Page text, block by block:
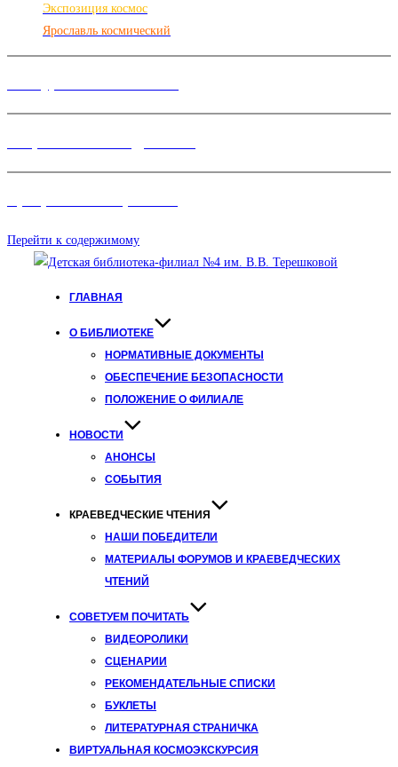
Экспозиция космос
Ярославль космический
Перейти к содержимому
ГЛАВНАЯ
О БИБЛИОТЕКЕ
НОРМАТИВНЫЕ ДОКУМЕНТЫ
ОБЕСПЕЧЕНИЕ БЕЗОПАСНОСТИ
ПОЛОЖЕНИЕ О ФИЛИАЛЕ
НОВОСТИ
АНОНСЫ
СОБЫТИЯ
КРАЕВЕДЧЕСКИЕ ЧТЕНИЯ
НАШИ ПОБЕДИТЕЛИ
МАТЕРИАЛЫ ФОРУМОВ И КРАЕВЕДЧЕСКИХ
ЧТЕНИЙ
СОВЕТУЕМ ПОЧИТАТЬ
ВИДЕОРОЛИКИ
СЦЕНАРИИ
РЕКОМЕНДАТЕЛЬНЫЕ СПИСКИ
БУКЛЕТЫ
ЛИТЕРАТУРНАЯ СТРАНИЧКА
ВИРТУАЛЬНАЯ КОСМОЭКСКУРСИЯ